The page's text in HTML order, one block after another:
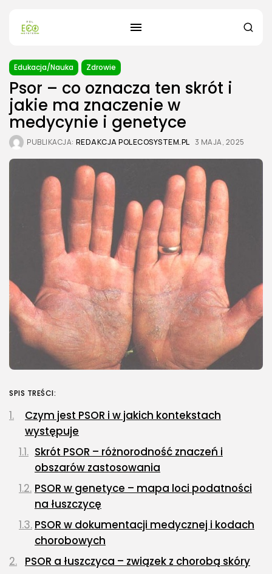
Edukacja/Nauka Zdrowie
Psor – co oznacza ten skrót i
jakie ma znaczenie w
medycynie i genetyce
PUBLIKACJA: REDAKCJA POLECOSYSTEM.PL 3 MAJA, 2025
SPIS TREŚCI:
Czym jest PSOR i w jakich kontekstach
występuje
Skrót PSOR – różnorodność znaczeń i
obszarów zastosowania
PSOR w genetyce – mapa loci podatności
na łuszczycę
PSOR w dokumentacji medycznej i kodach
chorobowych
PSOR a łuszczyca – związek z chorobą skóry